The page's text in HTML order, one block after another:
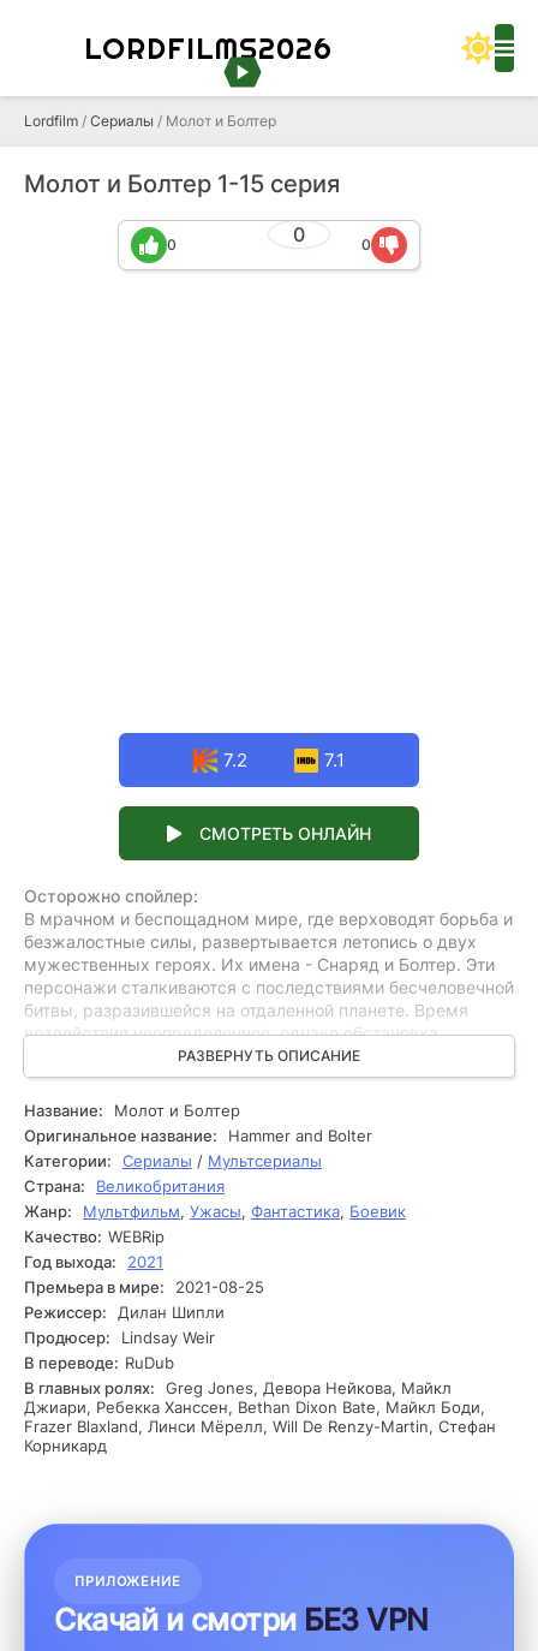
LORDFILMS2026
Lordfilm / Сериалы / Молот и Болтер
Молот и Болтер 1-15 серия
0
0 0
7.2 7.1
СМОТРЕТЬ ОНЛАЙН
Осторожно спойлер:
В мрачном и беспощадном мире, где верховодят борьба и
безжалостные силы, развертывается летопись о двух
мужественных героях. Их имена - Снаряд и Болтер. Эти
персонажи сталкиваются с последствиями бесчеловечной
битвы, разразившейся на отдаленной планете. Время
воздействия неопределенное, однако обстановка
пронизана усилием и опасностью. Конъюнктура
накаляется, и иногда они сталкиваются с мистическим
артефактом, способным изменить ход войны. Это
открытие бросает их в небезопасное путешествие, полное
внезапных поворотов и предательств. Постепенно Снаряд
и Болтер углубляются в свои поиски и встречаются с
множеством препятствий. Неприятель не дремлет, и на их
пути появляются сильные противники, готовые
уничтожить их ради обладания артефактом. Герои
начинают исследовать классические руины, полные
ловушек и тайн. В процессе они находят подсказки,
которые указывают на истинную природу артефакта.
Каждый шаг приближает их к разгадке, но вместе с тем
усиливает риск. На интригующем рубеже они понимают,
что им не доверяют даже их союзники, и начинают
задаваться вопросом, кто на самом деле стоит за всем
происходящим.
РАЗВЕРНУТЬ ОПИСАНИЕ
Название:
Молот и Болтер
Оригинальное название:
Hammer and Bolter
Категории:
Сериалы / Мультсериалы
Страна:
Великобритания
Жанр:
Мультфильм, Ужасы, Фантастика, Боевик
Качество: WEBRip
Год выхода:
2021
Премьера в мире:
2021-08-25
Режиссер:
Дилан Шипли
Продюсер:
Lindsay Weir
В переводе: RuDub
В главных ролях:
Greg Jones, Девора Нейкова, Майкл
Джиари, Ребекка Ханссен, Bethan Dixon Bate, Майкл Боди,
Frazer Blaxland, Линси Мёрелл, Will De Renzy-Martin, Стефан
Корникард
ПРИЛОЖЕНИЕ
Скачай и смотри БЕЗ VPN